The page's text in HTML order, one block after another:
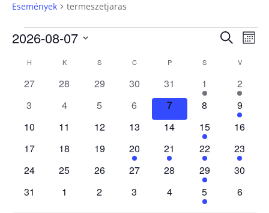
Események termeszetjaras
Események
nézet
Keresett
2026-08-07
kiválasztása.
Események
naptár
H KKEDD S CCSÜTÖRTÖK
PPÉNTEK S SZOMBATV
0
27
0
28
0
29
0
események
30
0
események
31
1
esemény
1
1
2
0
3
0
4
0
5
0
események
6
0
események
7
0
események
8
1
9
0
10
0
11
0
12
0
13
0
események
14
1
esemény
15
0
16
0
17
0
18
0
események
19
1
esemény
20
1
esemény
21
1
esemény
22
1
23
0
24
0
25
0
26
0
27
0
események
28
1
esemény
29
0
30
0
31
0
1
0
2
0
3
0
események
4
1
esemény
5
0
6